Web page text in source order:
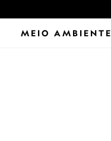
MEIO AMBIENTE